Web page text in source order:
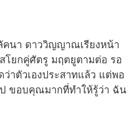
คนา ดาววิญญาณเรียงหน้า
โยกคู่ศัตรู มฤตยูตามต่อ รอ
าตัวเองประสาทแล้ว แต่พอ
ป ขอบคุณมากที่ทำให้รู้ว่า ฉัน